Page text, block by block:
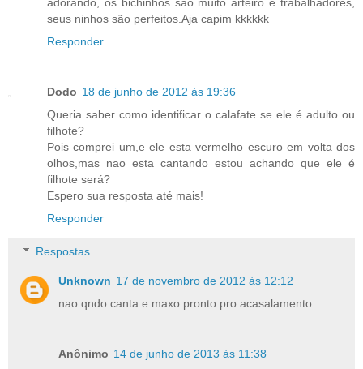
seus ninhos são perfeitos.Aja capim kkkkkk
Responder
Dodo 18 de junho de 2012 às 19:36
Queria saber como identificar o calafate se ele é adulto ou
filhote?
Pois comprei um,e ele esta vermelho escuro em volta dos
olhos,mas nao esta cantando estou achando que ele é
filhote será?
Espero sua resposta até mais!
Responder
Respostas
Unknown 17 de novembro de 2012 às 12:12
nao qndo canta e maxo pronto pro acasalamento
Anônimo 14 de junho de 2013 às 11:38